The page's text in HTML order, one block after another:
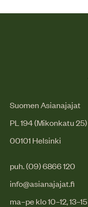
Suomen Asianajajat
PL 194 (Mikonkatu 25)
00101 Helsinki
puh. (09) 6866 120
info@asianajajat.fi
ma–pe klo 10–12, 13–15